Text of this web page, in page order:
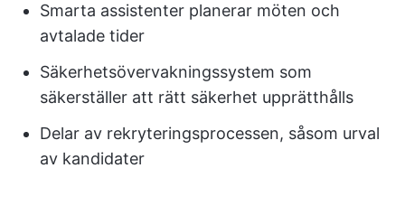
Smarta assistenter planerar möten och
avtalade tider
Säkerhetsövervakningssystem som
säkerställer att rätt säkerhet upprätthålls
Delar av rekryteringsprocessen, såsom urval
av kandidater